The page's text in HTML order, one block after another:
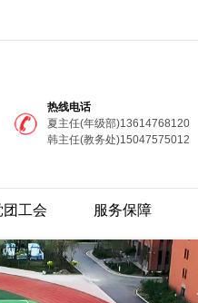
热线电话
夏主任(年级部)13614768120
韩主任(教务处)15047575012
团工会 服务保障